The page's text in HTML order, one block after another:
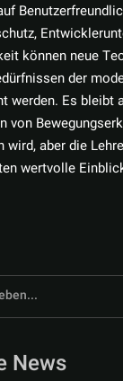
können neue
der
werden. Es bleibt
von
wird, aber die
wertvolle
News